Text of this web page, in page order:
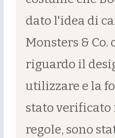
dato l'idea di
Monsters &
riguardo il
utilizzare e la
stato verificato
regole, sono